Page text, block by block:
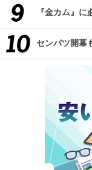
『金カム』
センバツ開幕